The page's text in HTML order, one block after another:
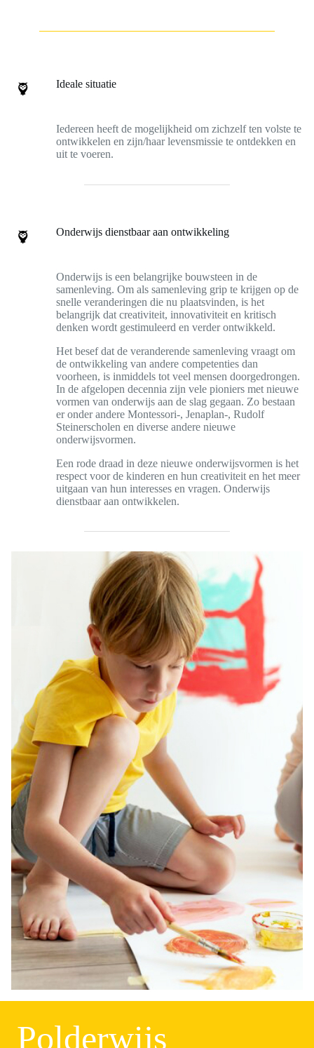
Ideale situatie
Iedereen heeft de mogelijkheid om zichzelf ten volste te
ontwikkelen en zijn/haar levensmissie te ontdekken en
uit te voeren.
Onderwijs dienstbaar aan ontwikkeling
Onderwijs is een belangrijke bouwsteen in de
samenleving. Om als samenleving grip te krijgen op de
snelle veranderingen die nu plaatsvinden, is het
belangrijk dat creativiteit, innovativiteit en kritisch
denken wordt gestimuleerd en verder ontwikkeld.
Het besef dat de veranderende samenleving vraagt om
de ontwikkeling van andere competenties dan
voorheen, is inmiddels tot veel mensen doorgedrongen.
In de afgelopen decennia zijn vele pioniers met nieuwe
vormen van onderwijs aan de slag gegaan. Zo bestaan
er onder andere Montessori-, Jenaplan-, Rudolf
Steinerscholen en diverse andere nieuwe
onderwijsvormen.
Een rode draad in deze nieuwe onderwijsvormen is het
respect voor de kinderen en hun creativiteit en het meer
uitgaan van hun interesses en vragen. Onderwijs
dienstbaar aan ontwikkelen.
Polderwijs